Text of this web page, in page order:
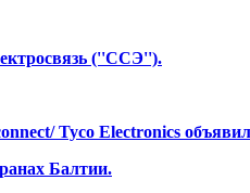
(''ССЭ'').
Tyco Electronics
Балтии.